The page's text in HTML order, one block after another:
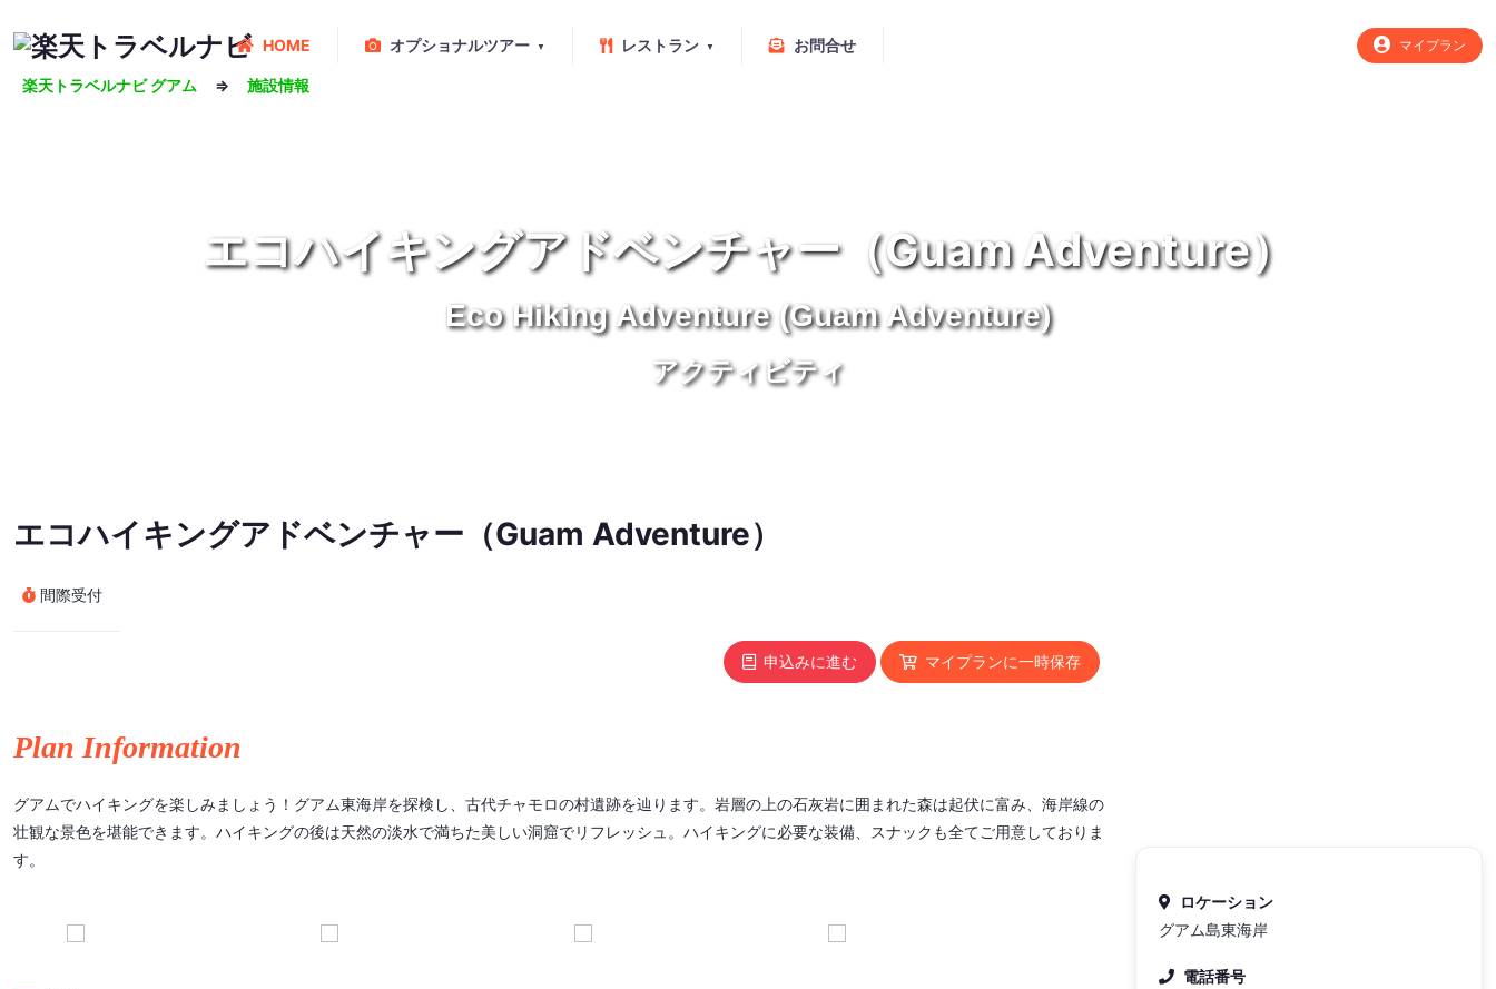
マイプラン
HOME オプショナルツアー レストラン お問合せ
楽天トラベルナビ グアム ⇒ 施設情報
エコハイキングアドベンチャー（Guam Adventure）
Eco Hiking Adventure (Guam Adventure)
アクティビティ
エコハイキングアドベンチャー（Guam Adventure）
間際受付
申込みに進む マイプランに一時保存
Plan Information
グアムでハイキングを楽しみましょう！グアム東海岸を探検し、古代チャモロの村遺跡を辿ります。岩層の上の石灰岩に囲まれた森は起伏に富み、海岸線の
壮観な景色を堪能できます。ハイキングの後は天然の淡水で満ちた美しい洞窟でリフレッシュ。ハイキングに必要な装備、スナックも全てご用意しておりま
す。
ロケーション
グアム島東海岸
電話番号